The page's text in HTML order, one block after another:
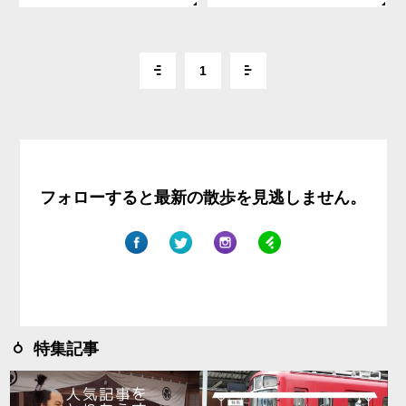
1
フォローすると最新の散歩を見逃しません。
特集記事